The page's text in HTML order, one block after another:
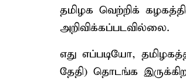
தமிழக வெற்றிக்
அறிவிக்கப்படவில்லை.
எது எப்படியோ,
தேதி) தொடங்க